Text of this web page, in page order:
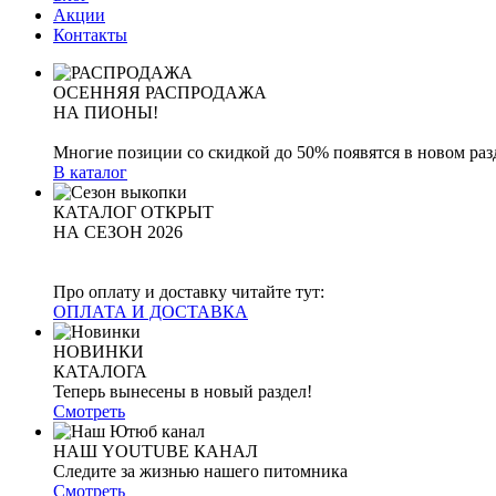
Акции
Контакты
ОСЕННЯЯ РАСПРОДАЖА
НА ПИОНЫ!
Многие позиции со скидкой до 50% появятся в новом
В каталог
КАТАЛОГ ОТКРЫТ
НА СЕЗОН 2026
Про оплату и доставку читайте тут:
ОПЛАТА И ДОСТАВКА
НОВИНКИ
КАТАЛОГА
Теперь вынесены в новый раздел!
Смотреть
НАШ YOUTUBE КАНАЛ
Следите за жизнью нашего питомника
Смотреть